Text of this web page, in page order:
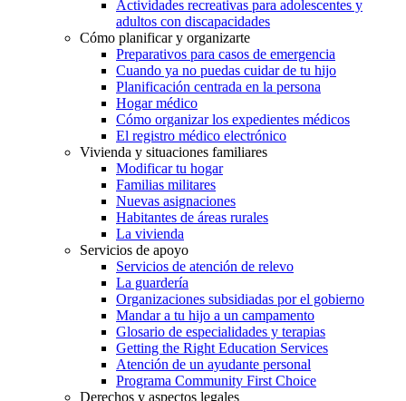
Actividades recreativas para adolescentes y
adultos con discapacidades
Cómo planificar y organizarte
Preparativos para casos de emergencia
Cuando ya no puedas cuidar de tu hijo
Planificación centrada en la persona
Hogar médico
Cómo organizar los expedientes médicos
El registro médico electrónico
Vivienda y situaciones familiares
Modificar tu hogar
Familias militares
Nuevas asignaciones
Habitantes de áreas rurales
La vivienda
Servicios de apoyo
Servicios de atención de relevo
La guardería
Organizaciones subsidiadas por el gobierno
Mandar a tu hijo a un campamento
Glosario de especialidades y terapias
Getting the Right Education Services
Atención de un ayudante personal
Programa Community First Choice
Derechos y aspectos legales